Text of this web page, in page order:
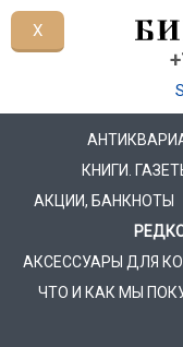
КНИГИ.
АКЦИИ, БАНКНОТЫ
АКСЕССУАРЫ ДЛЯ
ЧТО И КАК МЫ
X